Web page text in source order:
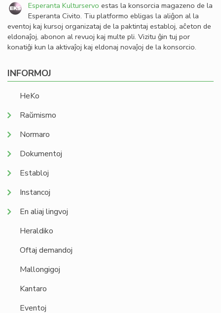
Esperanta Kulturservo estas la konsorcia magazeno de la
Esperanta Civito. Tiu platformo ebligas la aliĝon al la
eventoj kaj kursoj organizataj de la paktintaj establoj, aĉeton de
eldonaĵoj, abonon al revuoj kaj multe pli. Vizitu ĝin tuj por
konatiĝi kun la aktivaĵoj kaj eldonaj novaĵoj de la konsorcio.
INFORMOJ
HeKo
Raŭmismo
Normaro
Dokumentoj
Establoj
Instancoj
En aliaj lingvoj
Heraldiko
Oftaj demandoj
Mallongigoj
Kantaro
Eventoj